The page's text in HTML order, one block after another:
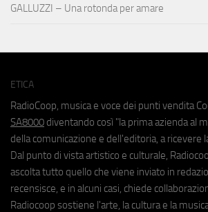
GALLUZZI – Una rotonda per amare
ETICA
RadioCoop, musica e voce dei punti vendita
SA8000 diventando così "la prima azienda al
della comunicazione e dell'editoria, a ricevere
Dal punto di vista artistico e culturale,
ascolta tutto quello che viene inviato in
recensisce, e in alcuni casi, chiede
Radiocoop sostiene l'arte, la cultura e la